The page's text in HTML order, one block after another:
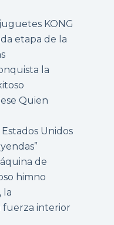
KONG
etapa de la
la
Quien
Unidos
de
himno
la
fuerza interior